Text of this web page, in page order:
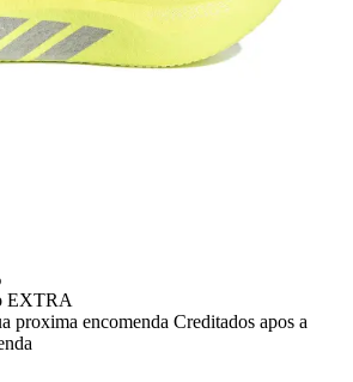
EXTRA
proxima encomenda Creditados apos a